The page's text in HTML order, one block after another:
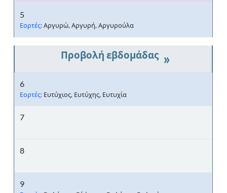
5
Εορτές:Αργυρώ, Αργυρή, Αργυρούλα
»
6
Εορτές: Ευτύχιος, Ευτύχης, Ευτυχία
7
8
9